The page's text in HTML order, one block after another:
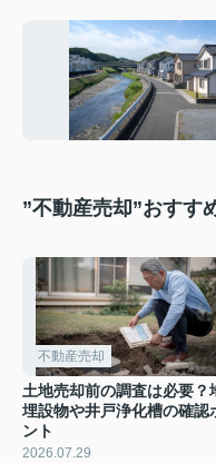
”不動産売却”おすす
不動産売却
土地売却前の調査は必要？
埋設物や井戸浄化槽の確認
ント
2026.07.29